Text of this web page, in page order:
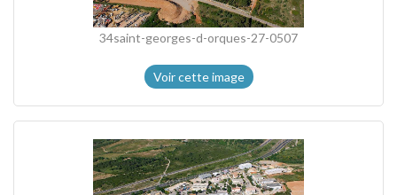
34saint-georges-d-orques-27-0507
Voir cette image